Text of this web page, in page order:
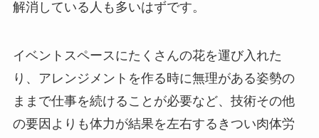
解消している人も多いはずです。
イベントスペースにたくさんの花を運び入れた
り、アレンジメントを作る時に無理がある姿勢の
ままで仕事を続けることが必要など、技術その他
の要因よりも体力が結果を左右するきつい肉体労